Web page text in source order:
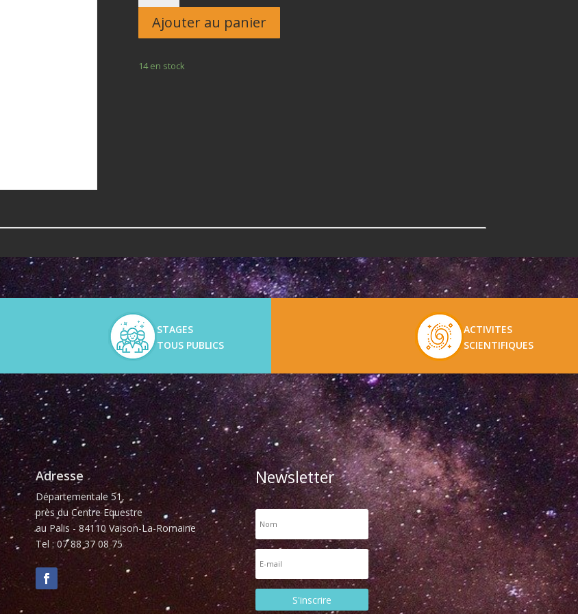
Enfant
Ajouter au panier
14 en stock
STAGES
TOUS PUBLICS
ACTIVITES
SCIENTIFIQUES
Adresse
Départementale 51,
près du Centre Equestre
au Palis - 84110 Vaison-La-Romaine
Tel : 07 88 37 08 75
Newsletter
S'inscrire